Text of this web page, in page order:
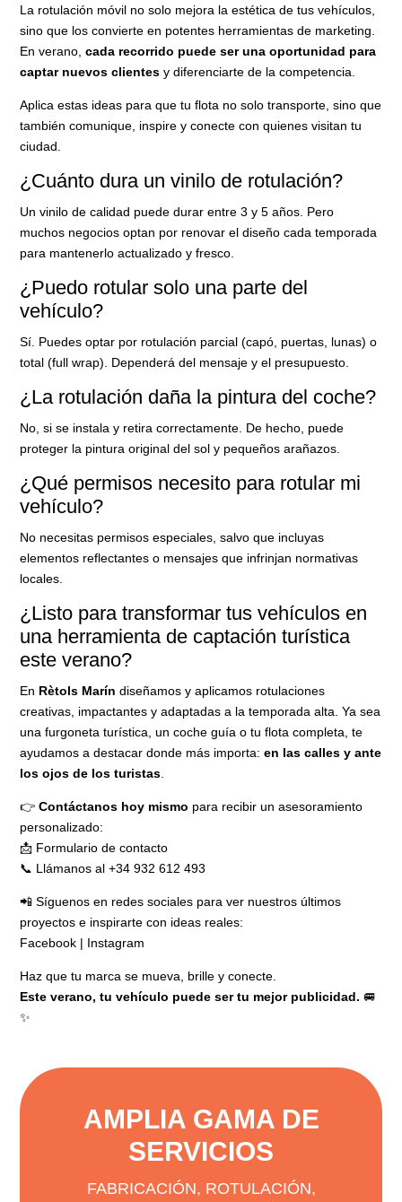
La rotulación móvil no solo mejora la estética de tus vehículos,
sino que los convierte en potentes herramientas de marketing.
En verano,cada recorrido puede ser una oportunidad para
captar nuevos clientes y diferenciarte de la competencia.
Aplica estas ideas para que tu flota no solo transporte, sino que
también comunique, inspire y conecte con quienes visitan tu
ciudad.
¿Cuánto dura un vinilo de rotulación?
Un vinilo de calidad puede durar entre 3 y 5 años. Pero
muchos negocios optan por renovar el diseño cada temporada
para mantenerlo actualizado y fresco.
¿Puedo rotular solo una parte del
vehículo?
Sí. Puedes optar por rotulación parcial (capó, puertas, lunas) o
total (full wrap). Dependerá del mensaje y el presupuesto.
¿La rotulación daña la pintura del coche?
No, si se instala y retira correctamente. De hecho, puede
proteger la pintura original del sol y pequeños arañazos.
¿Qué permisos necesito para rotular mi
vehículo?
No necesitas permisos especiales, salvo que incluyas
elementos reflectantes o mensajes que infrinjan normativas
locales.
¿Listo para transformar tus vehículos en
una herramienta de captación turística
este verano?
En Rètols Marín diseñamos y aplicamos rotulaciones
creativas, impactantes y adaptadas a la temporada alta. Ya sea
una furgoneta turística, un coche guía o tu flota completa, te
ayudamos a destacar donde más importa:en las calles y ante
los ojos de los turistas
👉Contáctanos hoy mismo para recibir un asesoramiento
personalizado:
📩 Formulario de contacto
📞 Llámanos al +34 932 612 493
📲 Síguenos en redes sociales para ver nuestros últimos
proyectos e inspirarte con ideas reales:
Facebook | Instagram
Haz que tu marca se mueva, brille y conecte.
Este verano, tu vehículo puede ser tu mejor publicidad. 🚐
✨
AMPLIA GAMA DE
SERVICIOS
FABRICACIÓN, ROTULACIÓN,